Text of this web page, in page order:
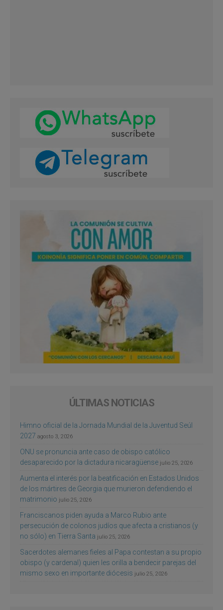
ÚLTIMAS NOTICIAS
Himno oficial de la Jornada Mundial de la Juventud Seúl
2027 agosto 3, 2026
ONU se pronuncia ante caso de obispo católico
desaparecido por la dictadura nicaragüense julio 25, 2026
Aumenta el interés por la beatificación en Estados Unidos
de los mártires de Georgia que murieron defendiendo el
matrimonio julio 25, 2026
Franciscanos piden ayuda a Marco Rubio ante
persecución de colonos judíos que afecta a cristianos (y
no sólo) en Tierra Santa julio 25, 2026
Sacerdotes alemanes fieles al Papa contestan a su propio
obispo (y cardenal) quien les orilla a bendecir parejas del
mismo sexo en importante diócesis julio 25, 2026